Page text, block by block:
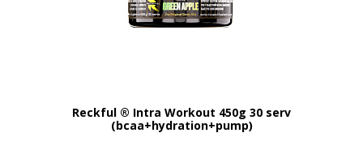
Reckful ® Intra Workout 450g 30 serv
(bcaa+hydration+pump)